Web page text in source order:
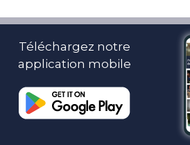
Téléchargez notre
application mobile